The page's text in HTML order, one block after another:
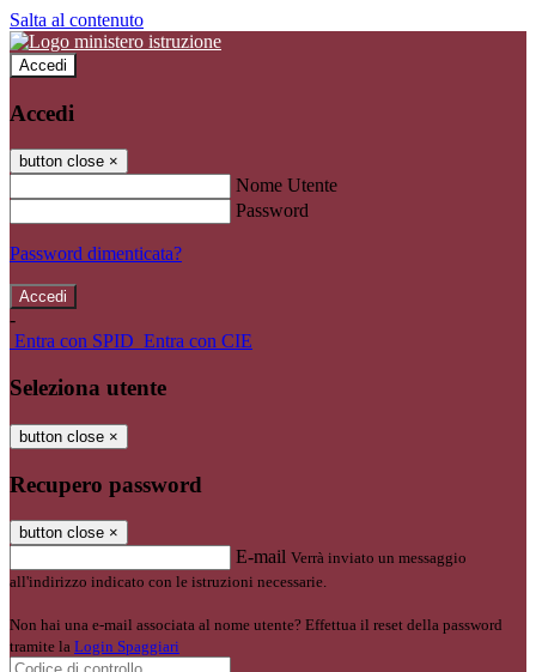
Salta al contenuto
Accedi
Accedi
button close ×
Nome Utente
Password
Password dimenticata?
-
Entra con SPID Entra con CIE
Seleziona utente
button close ×
Recupero password
button close ×
E-mail Verrà inviato un messaggio
all'indirizzo indicato con le istruzioni necessarie.
Non hai una e-mail associata al nome utente? Effettua il reset della password
tramite la Login Spaggiari